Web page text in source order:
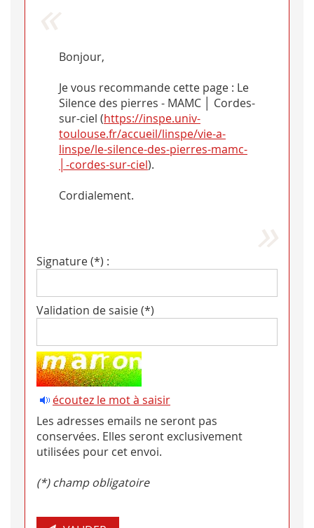
Bonjour,
Je vous recommande cette page : Le
Silence des pierres - MAMC │ Cordes-
sur-ciel (https://inspe.univ-
toulouse.fr/accueil/linspe/vie-a-
linspe/le-silence-des-pierres-mamc-
│-cordes-sur-ciel).
Cordialement.
Signature (*) :
Validation de saisie (*)
écoutez le mot à saisir
Les adresses emails ne seront pas
conservées. Elles seront exclusivement
utilisées pour cet envoi.
(*) champ obligatoire